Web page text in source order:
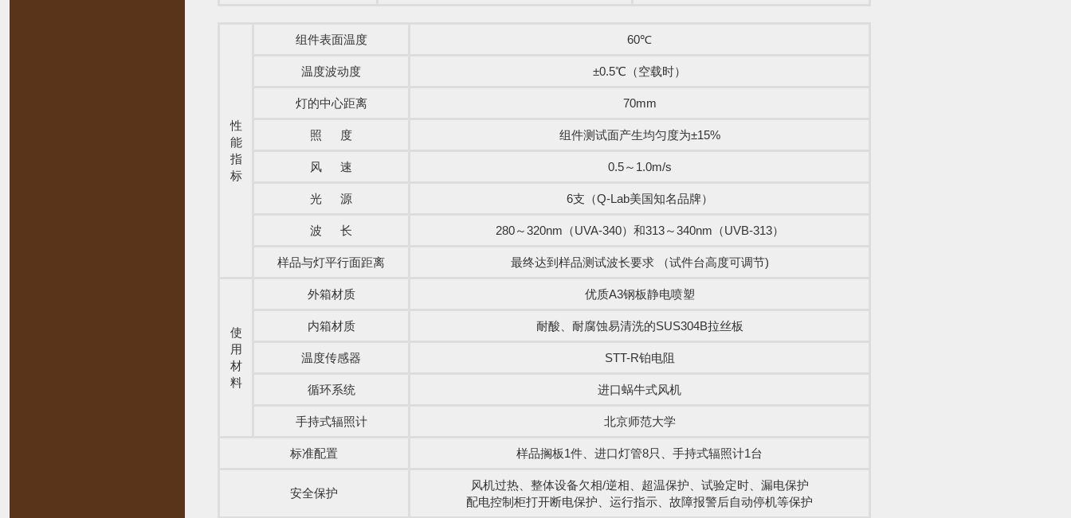
性
能
指
标
组件表面温度 60℃
温度波动度 ±0.5℃（空载时）
灯的中心距离 70mm
照 度 组件测试面产生均匀度为±15%
风 速 0.5～1.0m/s
光 源 6支（Q-Lab美国知名品牌）
波 长 280～320nm（UVA-340）和313～340nm（UVB-313）
样品与灯平行面距离 最终达到样品测试波长要求 （试件台高度可调节)
使
用
材
料
外箱材质 优质A3钢板静电喷塑
内箱材质 耐酸、耐腐蚀易清洗的SUS304B拉丝板
温度传感器 STT-R铂电阻
循环系统 进口蜗牛式风机
手持式辐照计 北京师范大学
标准配置 样品搁板1件、进口灯管8只、手持式辐照计1台
安全保护
风机过热、整体设备欠相/逆相、超温保护、试验定时、漏电保护
配电控制柜打开断电保护、运行指示、故障报警后自动停机等保护